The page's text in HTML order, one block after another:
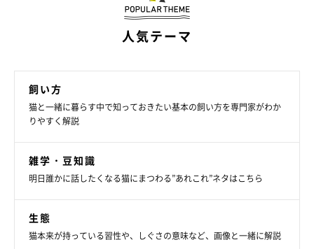
人気テーマ
飼い方
猫と一緒に暮らす中で知っておきたい基本の飼い方を専門家がわか
りやすく解説
雑学・豆知識
明日誰かに話したくなる猫にまつわる”あれこれ”ネタはこちら
生態
猫本来が持っている習性や、しぐさの意味など、画像と一緒に解説